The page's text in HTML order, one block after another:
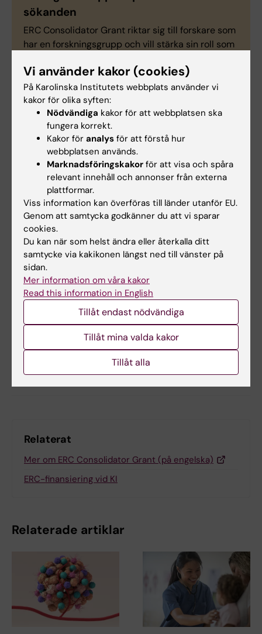
sökanden
ERC Consolidator Grant riktar sig till forskare som
har en forskningsgrupp och vill stärka sin roll som
doktorsexamen.
I 2022 års utlysning beviljades anslag till lite drygt
14 procent av de ansökande. Laura Baranello
projekt MYCinTOPshape har tilldelats cirka 2
miljoner euro och kommer att pågå i fem år.
Tags
Europeiska forskningsrådet (ERC)
Finansiering Cancer och onkologi
Precisionsmedicin
Uppdaterad av:
2024-10-29
Innehållsgranskare:
Anne Hammarskjöld
Dela
Relaterat
Mer om ERC Consolidator Grant (på engelska)
ERC-finansiering vid KI
Relaterade artiklar
Vi använder kakor (cookies)
På Karolinska Institutets webbplats använder vi
kakor för olika syften:
Nödvändiga kakor för att webbplatsen ska
fungera korrekt.
Kakor för analys för att förstå hur
webbplatsen används.
Marknadsföringskakor för att visa och spåra
relevant innehåll och annonser från externa
plattformar.
Viss information kan överföras till länder utanför EU.
Genom att samtycka godkänner du att vi sparar
cookies.
Du kan när som helst ändra eller återkalla ditt
samtycke via kakikonen längst ned till vänster på
sidan.
Mer information om våra kakor
Read this information in English
Tillåt endast nödvändiga
Tillåt mina valda kakor
Tillåt alla